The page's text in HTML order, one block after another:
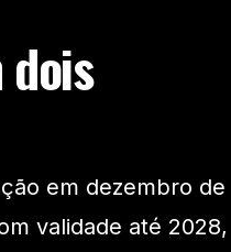
em dezembro de
validade até 2028,